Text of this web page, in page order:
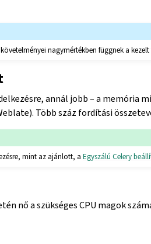
nagymértékben függnek a
annál jobb – a memória
Több száz fordítási
mint az ajánlott, aEgyszálú Celery
nő a szükséges CPU magok